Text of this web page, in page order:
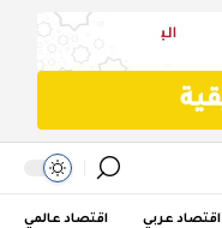
اقتصاد عربي اقتصاد عالمي